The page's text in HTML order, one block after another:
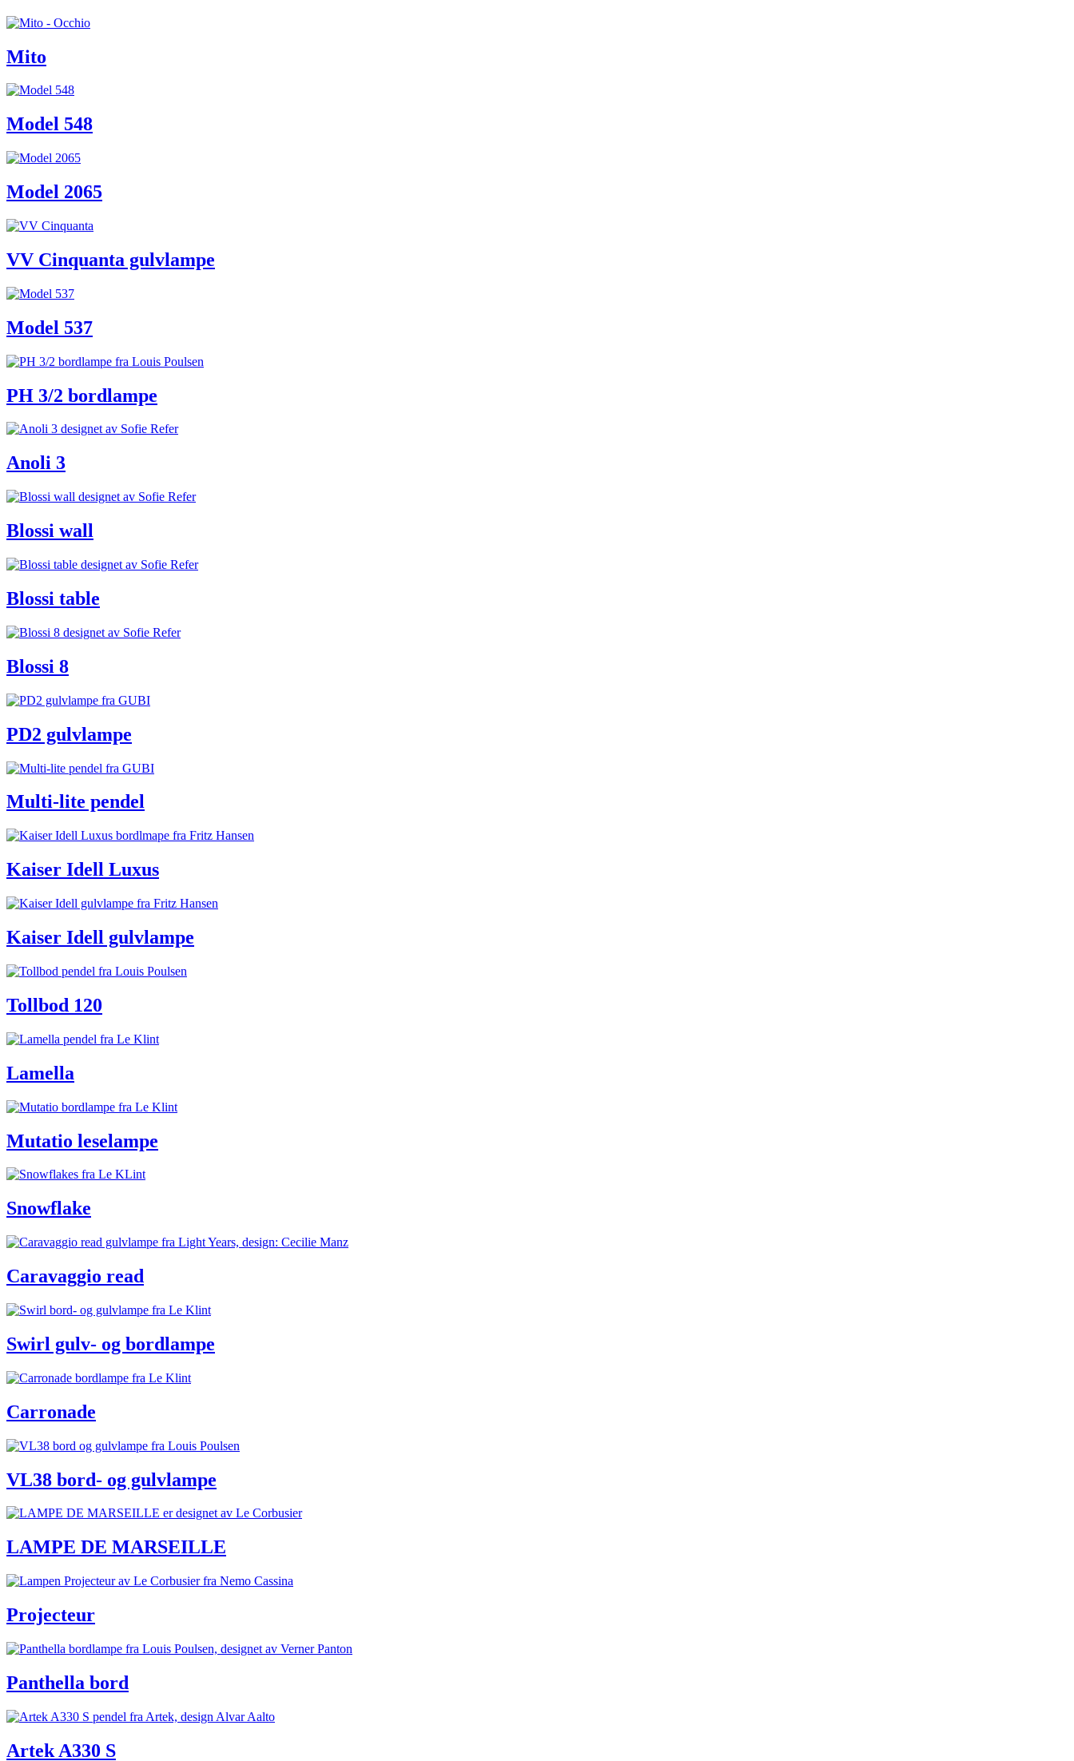
Mito
Model 548
Model 2065
VV Cinquanta gulvlampe
Model 537
PH 3/2 bordlampe
Anoli 3
Blossi wall
Blossi table
Blossi 8
PD2 gulvlampe
Multi-lite pendel
Kaiser Idell Luxus
Kaiser Idell gulvlampe
Tollbod 120
Lamella
Mutatio leselampe
Snowflake
Caravaggio read
Swirl gulv- og bordlampe
Carronade
VL38 bord- og gulvlampe
LAMPE DE MARSEILLE
Projecteur
Panthella bord
Artek A330 S